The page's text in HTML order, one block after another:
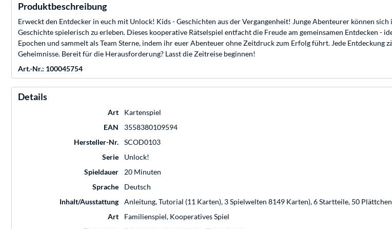
Produktbeschreibung
Erweckt den Entdecker in euch mit Unlock! Kids - Geschichten aus der Vergangenheit! Junge Abenteurer können
Geschichte spielerisch zu erleben. Dieses kooperative Rätselspiel entfacht die Freude am gemeinsamen Entdecken -
Epochen und sammelt als Team Sterne, indem ihr euer Abenteuer ohne Zeitdruck zum Erfolg führt. Jede
Geheimnisse. Bereit für die Herausforderung? Lasst die Zeitreise beginnen!
Art.-Nr.: 100045754
Details
Art
Kartenspiel
EAN
3558380109594
Hersteller-Nr.
SCOD0103
Serie
Unlock!
Spieldauer
20 Minuten
Sprache
Deutsch
Inhalt/Ausstattung
Anleitung, Tutorial (11 Karten), 3 Spielwelten 8149 Karten), 6 Startteile, 50
Art
Familienspiel, Kooperatives Spiel